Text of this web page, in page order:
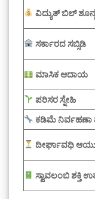
ವಿದ್ಯುತ್ ಬಿಲ್
ಸರ್ಕಾರದ ಸಬ್ಸಿಡಿ
ಮಾಸಿಕ ಆದಾಯ
ಪರಿಸರ ಸ್ನೇಹಿ
ಕಡಿಮೆ ನಿರ್ವಹಣಾ
ದೀರ್ಘಾವಧಿ
ಸ್ವಾವಲಂಬಿ ಶಕ್ತಿ